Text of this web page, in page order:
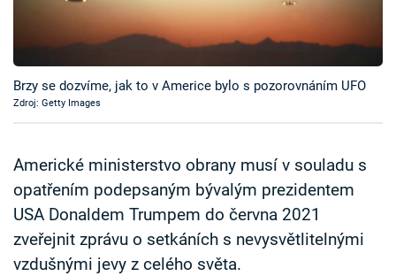
Časopis
Sledujte prima+
Sledujte nás
Brzy se dozvíme, jak to v Americe bylo s pozorovnáním UFO
Zdroj: Getty Images
Americké ministerstvo obrany musí v souladu s
opatřením podepsaným bývalým prezidentem
USA Donaldem Trumpem do června 2021
zveřejnit zprávu o setkáních s nevysvětlitelnými
vzdušnými jevy z celého světa.